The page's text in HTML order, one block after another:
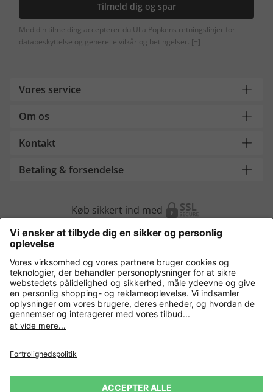
Tilmeld dig og spar
Med din tilmelding accepterer du Ulla Popkens retningslinjer for
databeskyttelse og generelle vilkår og betingelser. [+]
Vores service
Om os
Kontakt
Betaling & forsendelse
Køb sikkert ind med
Flere webshops
Danmark
Gør brug af fortrydelsesret
Virksomhedsinformation